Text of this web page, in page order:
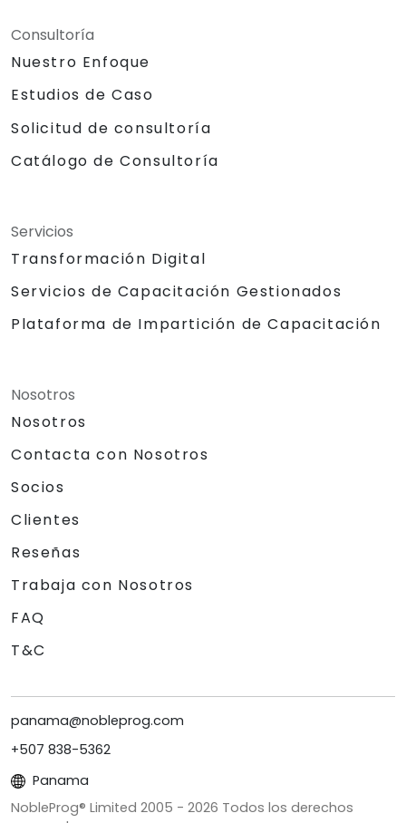
Consultoría
Nuestro Enfoque
Estudios de Caso
Solicitud de consultoría
Catálogo de Consultoría
Servicios
Transformación Digital
Servicios de Capacitación Gestionados
Plataforma de Impartición de Capacitación
Nosotros
Nosotros
Contacta con Nosotros
Socios
Clientes
Reseñas
Trabaja con Nosotros
FAQ
T&C
panama@nobleprog.com
+507 838-5362
Panama
NobleProg® Limited 2005 - 2026 Todos los derechos